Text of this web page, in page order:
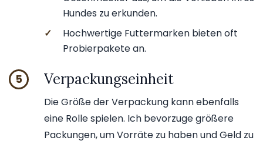
Hundes zu erkunden.
✓
Hochwertige Futtermarken bieten oft
Probierpakete an.
5 Verpackungseinheit
Die Größe der Verpackung kann ebenfalls
eine Rolle spielen. Ich bevorzuge größere
Packungen, um Vorräte zu haben und Geld zu